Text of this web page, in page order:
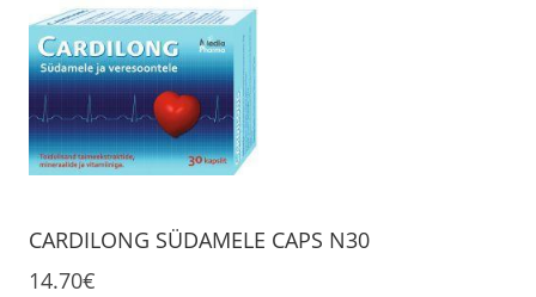
CARDILONG SÜDAMELE CAPS N30
14.70€